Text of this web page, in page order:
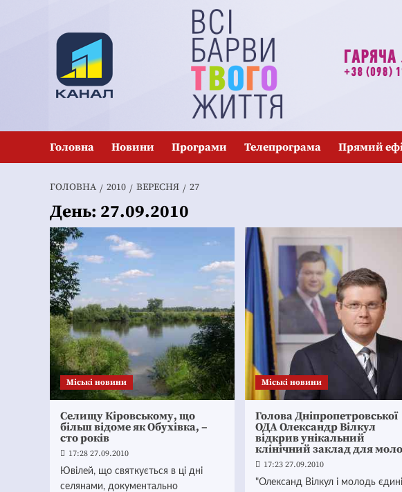
Головна Новини Програми Телепрограма Прямий
ГОЛОВНА 2010 ВЕРЕСНЯ 27
День: 27.09.2010
Mіські новини
Селищу Кіровському, що
більш відоме як Обухівка, –
сто років
17:28 27.09.2010
Ювілей, що святкується в ці дні
селянами, документально
Mіські новини
Голова Дніпропетровської
ОДА Олександр Вілкул
відкрив унікальний
клінічний заклад для
17:23 27.09.2010
"Олександ Вілкул і молодь